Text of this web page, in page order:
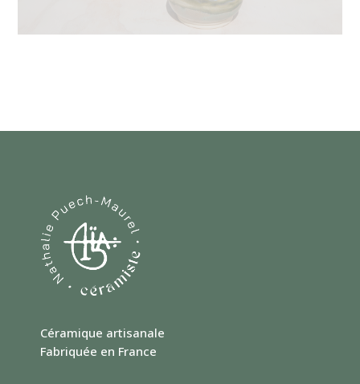
Céramique artisanale
Fabriquée en France